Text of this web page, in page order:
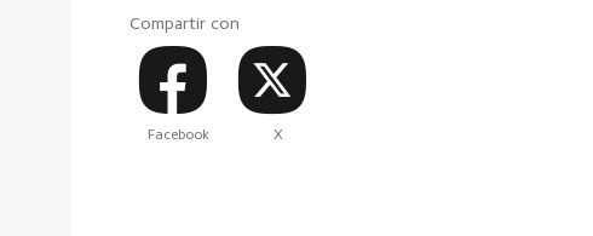
Compartir con
Facebook X